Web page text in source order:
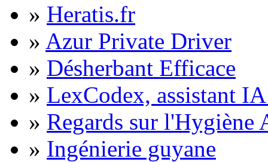
» Heratis.fr
» Azur Private Driver
» Désherbant Efficace
» LexCodex, assistant
» Regards sur l'Hygiène
» Ingénierie guyane